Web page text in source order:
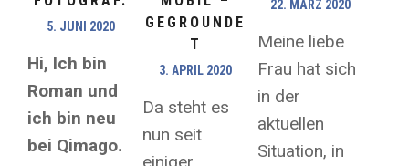
5. JUNI 2020
Hi, Ich bin
Roman und
ich bin neu
bei Qimago.
GEGROUNDE
T
3. APRIL 2020
Da steht es
nun seit
einiger
22. MÄRZ 2020
Meine liebe
Frau hat sich
in der
aktuellen
Situation, in